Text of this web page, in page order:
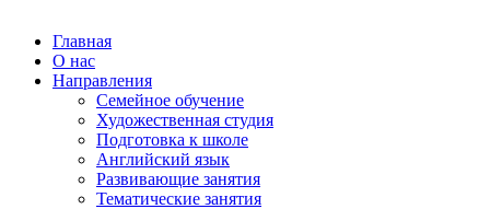
Главная
О нас
Направления
Семейное обучение
Художественная студия
Подготовка к школе
Английский язык
Развивающие занятия
Тематические занятия